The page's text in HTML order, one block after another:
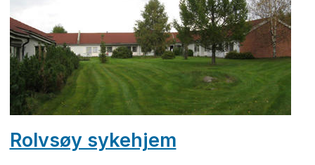
Rolvsøy sykehjem